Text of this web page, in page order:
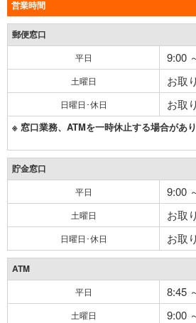
営業時間
郵便窓口
平日 9:00
土曜日 お取
日曜日･休日 お取
※ 窓口業務、ATMを一時休止する場合があり
貯金窓口
平日 9:00
土曜日 お取
日曜日･休日 お取
ATM
平日 8:45
土曜日 9:00